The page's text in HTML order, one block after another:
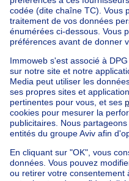
Maison bel etage
Immeuble à
Maison
Bien exceptionnel à
Bungalow à
Château à vendre
Immeuble mixte à
Nos maisons
Maison à vendre France
Maison à vendre Italie
Maison à